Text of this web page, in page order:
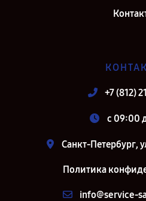
+7 (812)
c 09:00
Санкт-Петербург,
Политика
info@service-